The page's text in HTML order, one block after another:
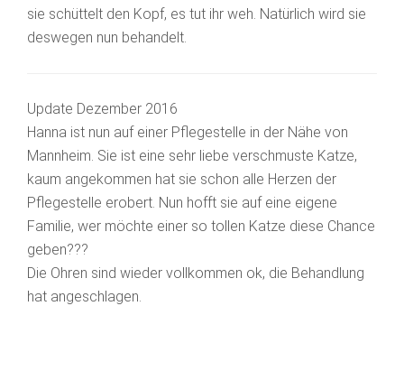
sie schüttelt den Kopf, es tut ihr weh. Natürlich wird sie
deswegen nun behandelt.
Update Dezember 2016
Hanna ist nun auf einer Pflegestelle in der Nähe von
Mannheim. Sie ist eine sehr liebe verschmuste Katze,
kaum angekommen hat sie schon alle Herzen der
Pflegestelle erobert. Nun hofft sie auf eine eigene
Familie, wer möchte einer so tollen Katze diese Chance
geben???
Die Ohren sind wieder vollkommen ok, die Behandlung
hat angeschlagen.